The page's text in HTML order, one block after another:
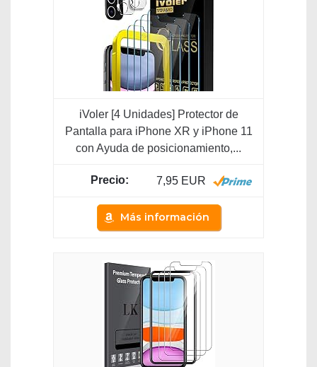
iVoler [4 Unidades] Protector de
Pantalla para iPhone XR y iPhone 11
con Ayuda de posicionamiento,...
7,95 EUR
Más información